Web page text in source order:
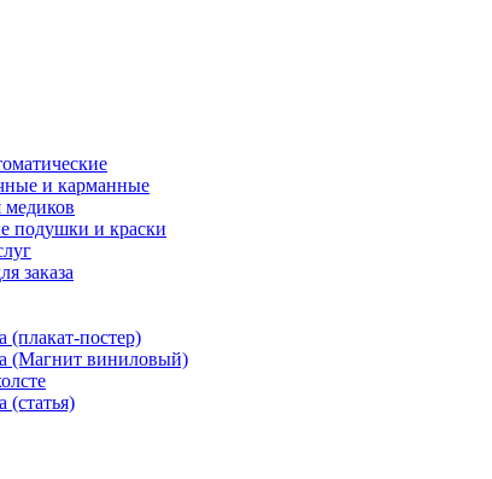
и карманные
медиков
подушки и краски
заказа
(плакат-постер)
(Магнит виниловый)
(статья)